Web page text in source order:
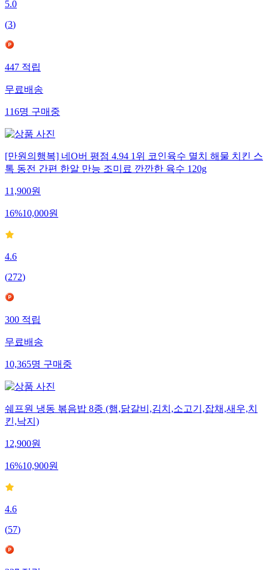
5.0
(3)
447적립
무료배송
116명구매중
[만원의행복] 네O버 평점 4.94 1위 코인육수 멸치 해물 치킨 스
톡 동전 간편 한알 만능 조미료 깐깐한 육수 120g
11,900원
16%10,000원
4.6
(272)
300적립
무료배송
10,365명구매중
쉐프원 냉동 볶음밥 8종 (햄,닭갈비,김치,소고기,잡채,새우,치
킨,낙지)
12,900원
16%10,900원
4.6
(57)